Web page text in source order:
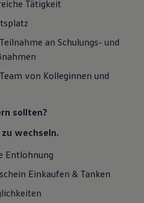
Flüssigkeiten
Unfallhilfe
Zubehör
und Elektronik
Modell finden
Login und Shop
verbinden
Karten und Radio
Tätigkeit
an Schulungs- und
von Kolleginnen und
sollten?
wechseln.
Entlohnung
Einkaufen & Tanken